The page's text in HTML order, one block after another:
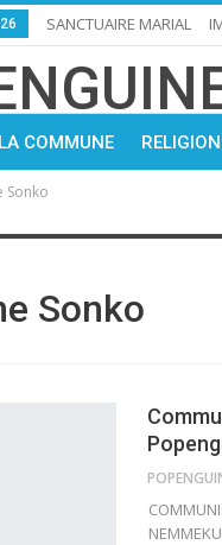
SANCTUAIRE MARIAL
LA COMMUNE RELIGION
Sonko
Sonko